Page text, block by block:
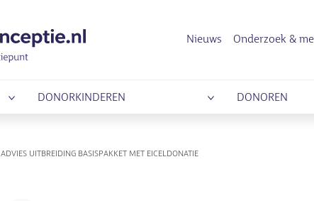
Nieuws Onderzoek &
DONORKINDEREN DONOREN
ADVIES UITBREIDING BASISPAKKET MET EICELDONATIE